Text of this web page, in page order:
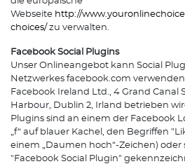
Webseite http://
choices/ zu verwalten.
Facebook Social Plugins
Unser Onlineangebot kann Social
Netzwerkes facebook.com
Facebook Ireland Ltd., 4 Grand Canal
Harbour, Dublin 2, Irland betrieben
Plugins sind an einem der Facebook
„f“ auf blauer Kachel, den Begriffen
einem „Daumen hoch“-Zeichen)
"Facebook Social Plugin"